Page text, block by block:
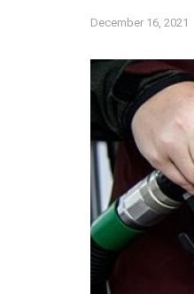
December 16, 2021